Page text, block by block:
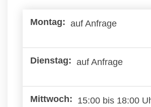
auf Anfrage
auf Anfrage
15:00 bis 18:00